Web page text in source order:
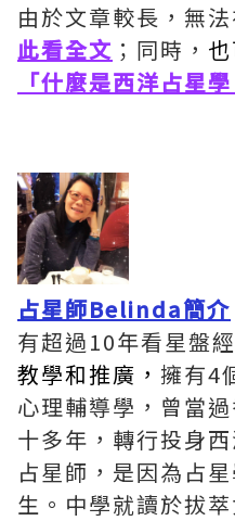
由於文章較長，無
此看全文 ；同時，
「什麼是西洋占星學
占星師Belinda簡介
有超過10年看星盤經
教學和推廣， 擁有4
心理輔導學，曾當過
十多年，轉行投身
占星師，是因為占
生。中學就讀於拔